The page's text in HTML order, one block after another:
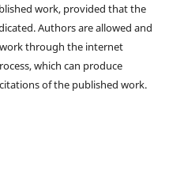
work, provided that the
Authors are allowed and
through the internet
which can produce
of the published work.